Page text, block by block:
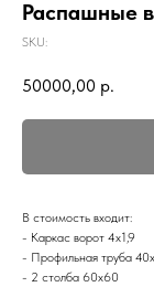
Распашные
SKU:
50000,00 р.
В стоимость входит:
- Каркас ворот 4х1,9
- Профильная труба
- 2 столба 60х60